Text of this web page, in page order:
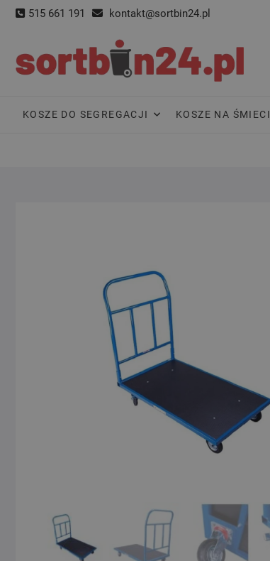
Skip
515 661 191 kontakt@sortbin24.pl
KOSZE DO SEGREGACJI KOSZE NA ŚMIECI